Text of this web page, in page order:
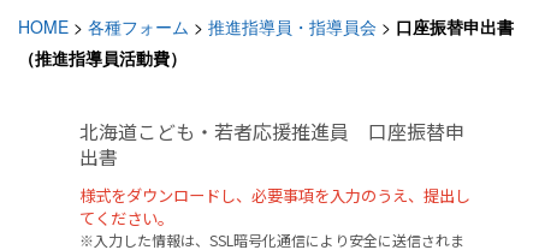
HOME > 各種フォーム > 推進指導員・指導員会 > 口座振替申出書
（推進指導員活動費）